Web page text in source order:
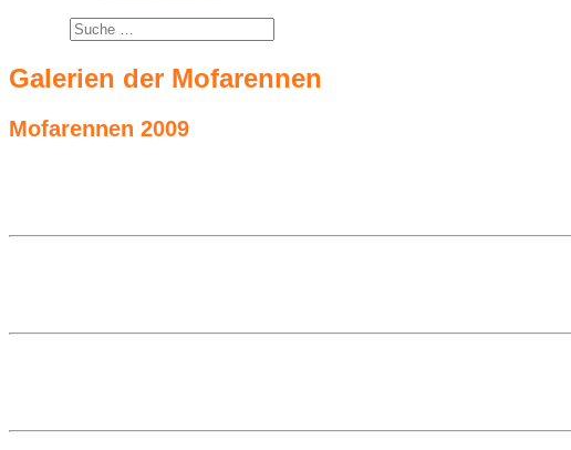
Galerien der Mofarennen
Mofarennen 2009